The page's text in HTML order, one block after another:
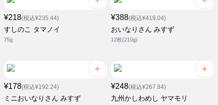
¥218(税込¥235.44)
すしのこ タマノイ
75g
¥388(税込¥419.04)
おいなりさん みすず
12枚(210g)
¥178(税込¥192.24)
ミニおいなりさん みすず
¥248(税込¥267.84)
九州かしわめし ヤマモリ